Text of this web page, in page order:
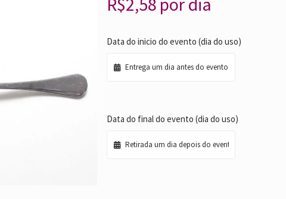
Data do inicio do evento (dia do uso)
Data do final do evento (dia do uso)